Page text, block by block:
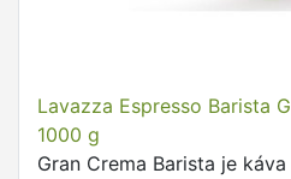
Lavazza Espresso Barista
1000 g
Gran Crema Barista je